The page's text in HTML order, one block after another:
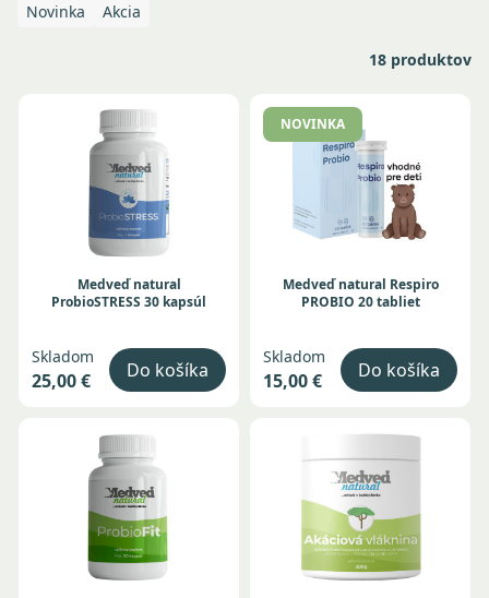
Kombináciaprobiotík a prebiotík
probiotiká
, ktoré sú vhodné na
doplnenie každodennej stravy.
Novinka Akcia
18 produktov
Medveď natural
ProbioSTRESS 30 kapsúl
Skladom
25,00 € Do košíka
NOVINKA
Medveď natural Respiro
PROBIO 20 tabliet
Skladom
15,00 € Do košíka